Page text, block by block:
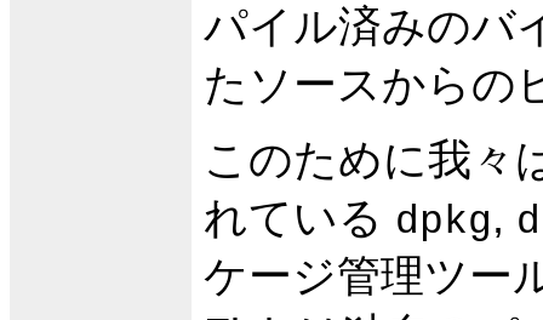
パイル済みのバ
たソースからの
このために我々
れている dpkg,
ケージ管理ツー